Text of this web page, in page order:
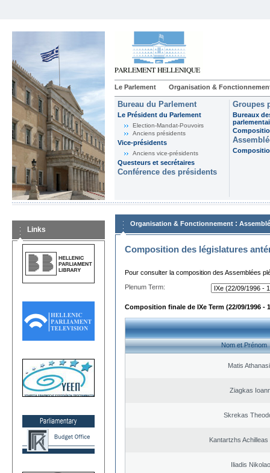
Le Parlement Organisation &
Bureau du Parlement
Le Président du Parlement
Election-Mandat-Pouvoirs
Anciens présidents
Vice-présidents
Anciens vice-présidents
Questeurs et secrétaires
Conférence des présidents
Groupes
Bureaux
Links
Organisation & Fonctionnement :
Composition des législatures
Pour consulter la composition des Assemblées
Plenum Term:
Composition finale de IXe Term (22/09/1996 -
Nom et Prénom
Matis
Ziagkas
Skrekas
Kantartzhs Achilleas
Iliadis